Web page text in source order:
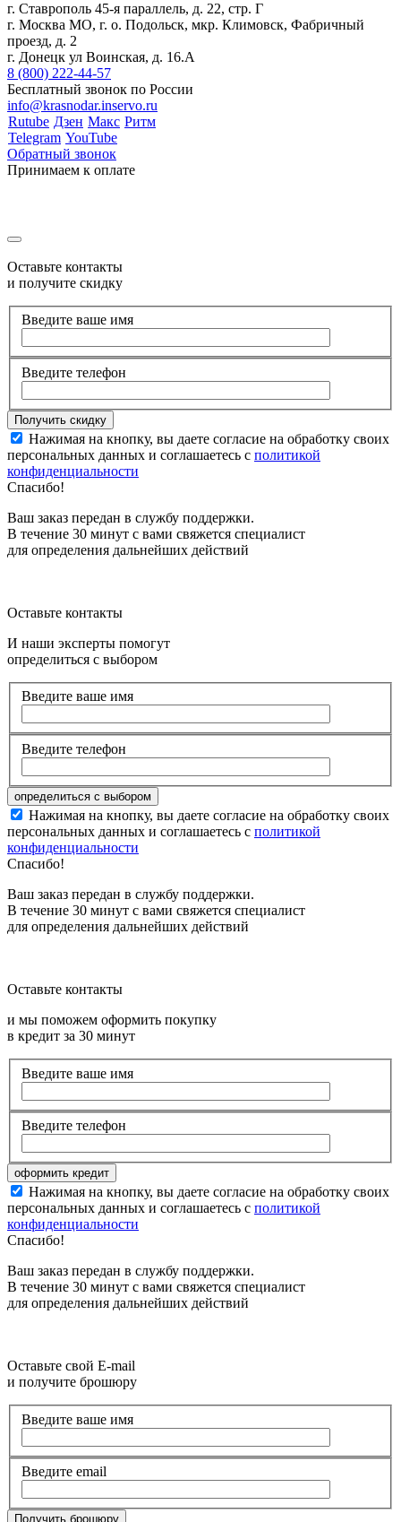
г. Ставрополь 45-я параллель, д. 22, стр. Г
г. Москва МО, г. о. Подольск, мкр. Климовск, Фабричный
проезд, д. 2
г. Донецк ул Воинская, д. 16.А
8 (800) 222-44-57
Бесплатный звонок по России
info@krasnodar.inservo.ru
Rutube Дзен Макс Ритм
Telegram YouTube
Обратный звонок
Принимаем к оплате
Оставьте контакты
и получите скидку
Введите ваше имя
Введите телефон
Нажимая на кнопку, вы даете согласие на обработку своих
персональных данных и соглашаетесь с политикой
конфиденциальности
Спасибо!
Ваш заказ передан в службу поддержки.
В течение 30 минут с вами свяжется специалист
для определения дальнейших действий
Оставьте контакты
И наши эксперты помогут
определиться с выбором
Введите ваше имя
Введите телефон
Нажимая на кнопку, вы даете согласие на обработку своих
персональных данных и соглашаетесь с политикой
конфиденциальности
Спасибо!
Ваш заказ передан в службу поддержки.
В течение 30 минут с вами свяжется специалист
для определения дальнейших действий
Оставьте контакты
и мы поможем оформить покупку
в кредит за 30 минут
Введите ваше имя
Введите телефон
Нажимая на кнопку, вы даете согласие на обработку своих
персональных данных и соглашаетесь с политикой
конфиденциальности
Спасибо!
Ваш заказ передан в службу поддержки.
В течение 30 минут с вами свяжется специалист
для определения дальнейших действий
Оставьте свой E-mail
и получите брошюру
Введите ваше имя
Введите email